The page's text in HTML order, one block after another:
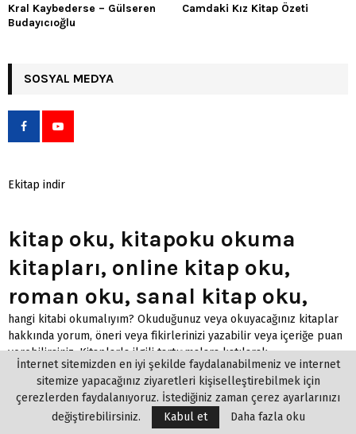
Kral Kaybederse – Gülseren
Budayıcıoğlu
Camdaki Kız Kitap Özeti
SOSYAL MEDYA
Ekitap indir
kitap oku, kitapoku okuma
kitapları, online kitap oku,
roman oku, sanal kitap oku,
hangi kitabi okumalıyım? Okuduğunuz veya okuyacağınız kitaplar
hakkında yorum, öneri veya fikirlerinizi yazabilir veya içeriğe puan
verebilirsiniz. Kitaplarla ilgili tartışmalara katılarak
arkadaşlarınıza önerebilirsiniz.Kitap eklemekve paylaşmak için
kitap ekle linkini kullanabilirsiniz.
İnternet sitemizden en iyi şekilde faydalanabilmeniz ve internet
sitemize yapacağınız ziyaretleri kişiselleştirebilmek için
çerezlerden faydalanıyoruz. İstediğiniz zaman çerez ayarlarınızı
değiştirebilirsiniz.
Kabul et Daha fazla oku